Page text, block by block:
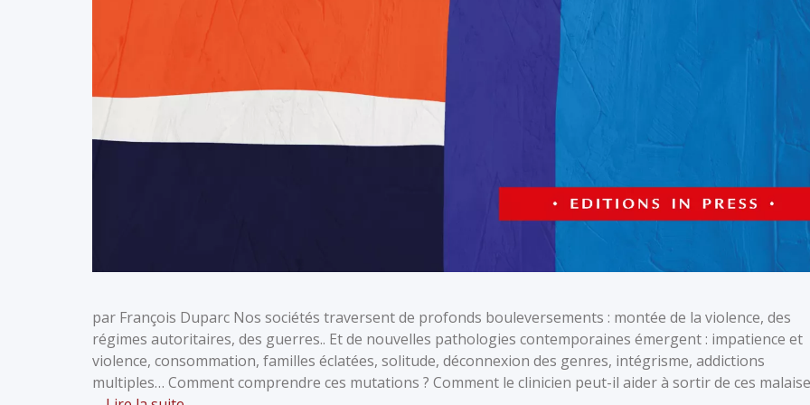
par François Duparc Nos sociétés traversent de profonds bouleversements : montée de la violence, des
régimes autoritaires, des guerres.. Et de nouvelles pathologies contemporaines émergent : impatience et
violence, consommation, familles éclatées, solitude, déconnexion des genres, intégrisme, addictions
multiples… Comment comprendre ces mutations ? Comment le clinicien peut-il aider à sortir de ces